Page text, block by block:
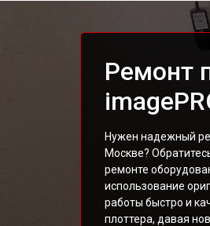
Ремонт
Нужен надежный
Москве?
ремонте
использование
работы быстро и
плоттера, давая